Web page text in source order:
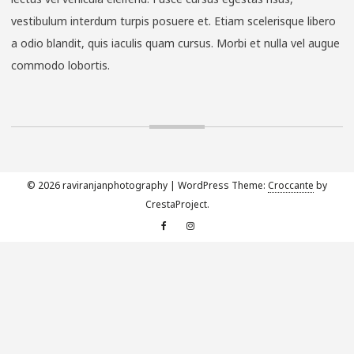
vestibulum interdum turpis posuere et. Etiam scelerisque libero
a odio blandit, quis iaculis quam cursus. Morbi et nulla vel augue
commodo lobortis.
© 2026 raviranjanphotography | WordPress Theme: Croccante by
CrestaProject.
FacebookInstagram